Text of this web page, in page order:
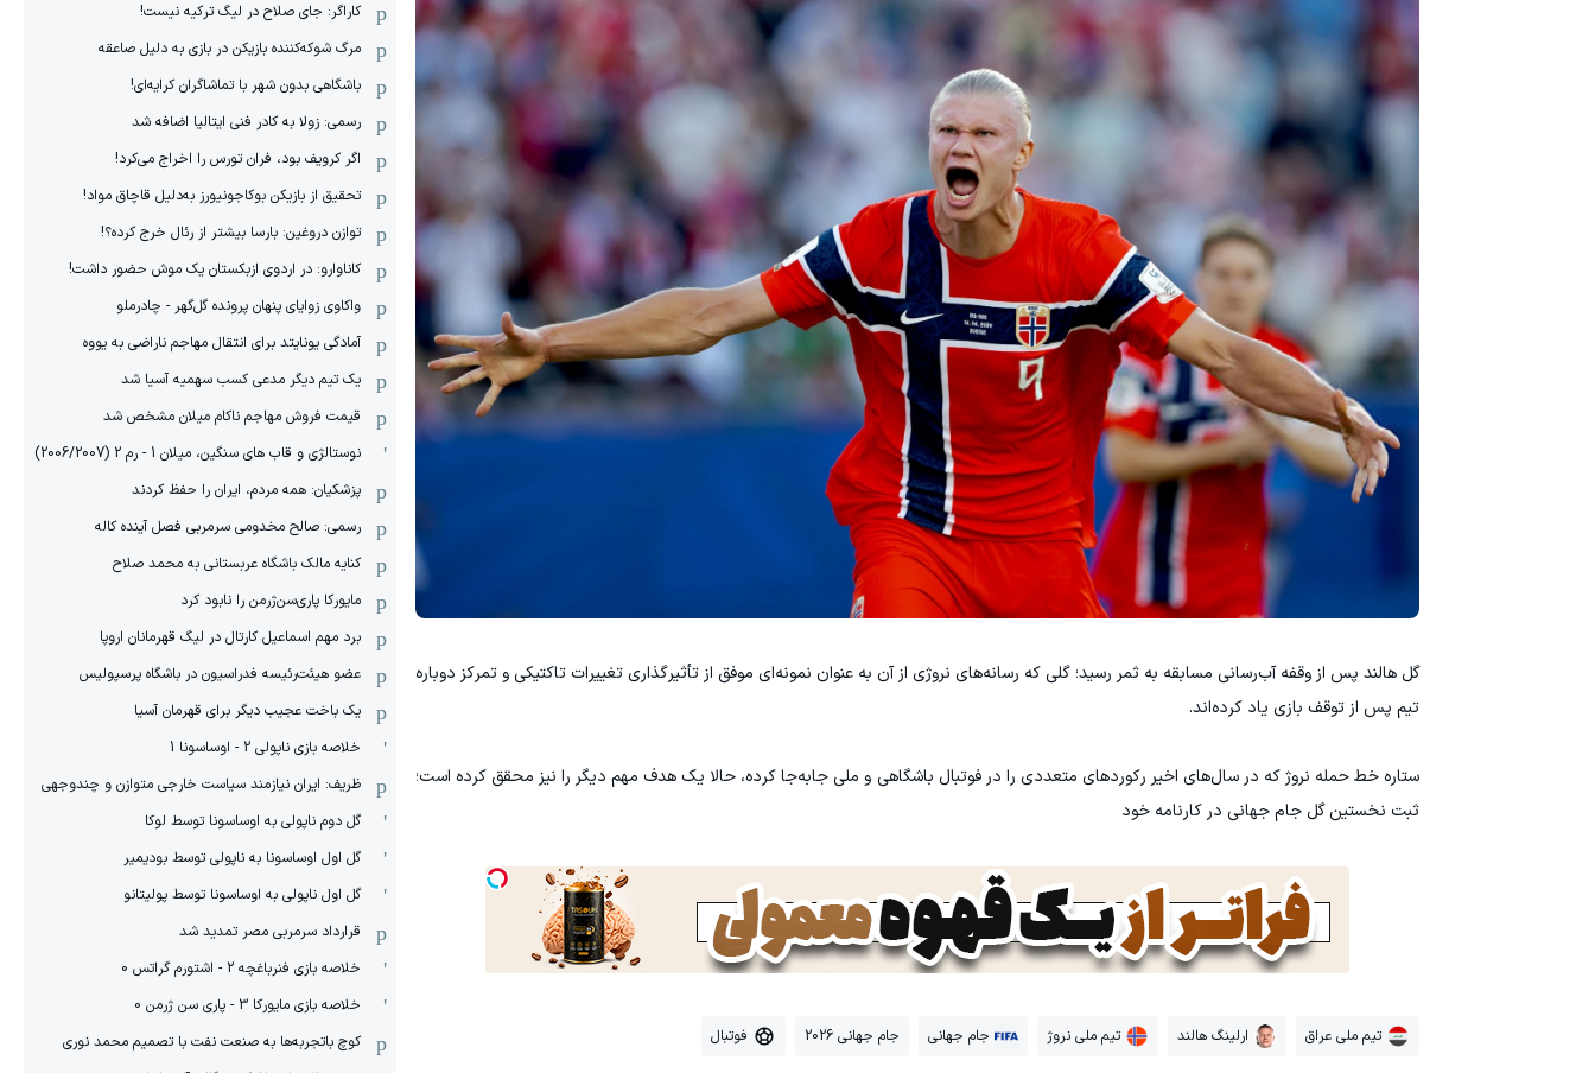
گل هالند پس از وقفه آب‌رسانی مسابقه به ثمر رسید؛ گلی که رسانه‌های نروژی از آن به عنوان نمونه‌ای موفق از تأثیرگذاری تغییرات تاکتیکی و تمرکز دوباره
تیم پس از توقف بازی یاد کرده‌اند.
ستاره خط حمله نروژ که در سال‌های اخیر رکوردهای متعددی را در فوتبال باشگاهی و ملی جابه‌جا کرده، حالا یک هدف مهم دیگر را نیز محقق کرده است؛
ثبت نخستین گل جام جهانی در کارنامه خود
تیم ملی عراق ارلینگ هالند تیم ملی نروژ جام جهانی جام جهانی 2026 فوتبال
کاراگر: جای صلاح در لیگ ترکیه نیست!
مرگ شوکه‌کننده بازیکن در بازی به دلیل صاعقه
باشگاهی بدون شهر با تماشاگران کرایه‌ای!
رسمی: زولا به کادر فنی ایتالیا اضافه شد
اگر کرویف بود، فران تورس را اخراج می‌کرد!
تحقیق از بازیکن بوکاجونیورز به‌دلیل قاچاق مواد!
توازن دروغین: بارسا بیشتر از رئال خرج کرده؟!
کاناوارو: در اردوی ازبکستان یک موش حضور داشت!
واکاوی زوایای پنهان پرونده گل‌گهر - چادرملو
آمادگی یونایتد برای انتقال مهاجم ناراضی به یووه
یک تیم دیگر مدعی کسب سهمیه آسیا شد
قیمت فروش مهاجم ناکام میلان مشخص شد
نوستالژی و قاب های سنگین، میلان 1 - رم 2 (2006/2007)
پزشکیان: همه مردم، ایران را حفظ کردند
رسمی: صالح مخدومی سرمربی فصل آینده کاله
کنایه مالک باشگاه عربستانی به محمد صلاح
مایورکا پاری‌سن‌ژرمن را نابود کرد
برد مهم اسماعیل کارتال در لیگ قهرمانان اروپا
عضو هیئت‌رئیسه فدراسیون در باشگاه پرسپولیس
یک باخت عجیب دیگر برای قهرمان آسیا
خلاصه بازی ناپولی 2 - اوساسونا 1
ظریف: ایران نیازمند سیاست خارجی متوازن و چندوجهی
گل دوم ناپولی به اوساسونا توسط لوکا
گل اول اوساسونا به ناپولی توسط بودیمیر
گل اول ناپولی به اوساسونا توسط پولیتانو
قرارداد سرمربی مصر تمدید شد
خلاصه بازی فنرباغچه 2 - اشتورم گراتس 0
خلاصه بازی مایورکا 3 - پاری سن ژرمن 0
کوچ باتجربه‌ها به صنعت نفت با تصمیم محمد نوری